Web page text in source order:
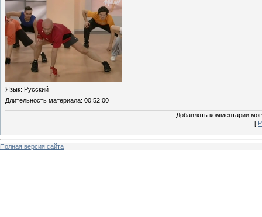
Язык: Русский
Длительность материала: 00:52:00
Добавлять комментарии
[
Полная версия сайта